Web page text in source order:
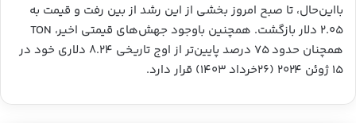
بااین‌حال، تا صبح امروز بخشی از این رشد از بین رفت و قیمت به
۲.۰۵ دلار بازگشت. همچنین باوجود جهش‌های قیمتی اخیر، TON
همچنان حدود ۷۵ درصد پایین‌تر از اوج تاریخی ۸.۲۴ دلاری خود در
۱۵ ژوئن ۲۰۲۴ (۲۶خرداد ۱۴۰۳) قرار دارد.